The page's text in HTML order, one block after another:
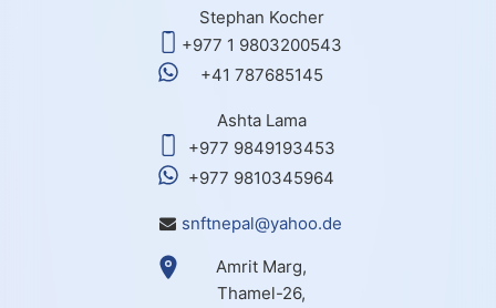
Stephan Kocher
+977 1 9803200543
+41 787685145
Ashta Lama
+977 9849193453
+977 9810345964
snftnepal@yahoo.de
Amrit Marg,
Thamel-26,